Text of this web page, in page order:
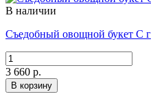
В наличии
Съедобный овощной букет С
3 660 р.
В корзину